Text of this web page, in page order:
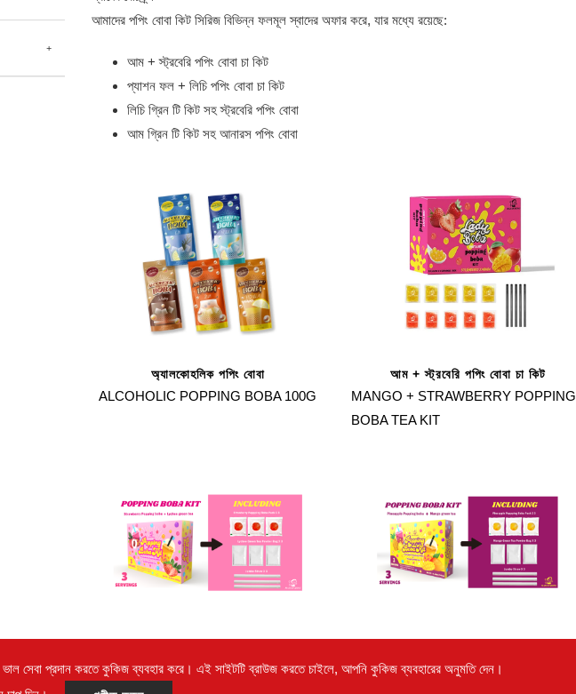
আমাদের পপিং বোবা কিট সিরিজ বিভিন্ন ফলমূল স্বাদের অফার করে, যার মধ্যে রয়েছে:
আম + স্ট্রবেরি পপিং বোবা চা কিট
প্যাশন ফল + লিচি পপিং বোবা চা কিট
লিচি গ্রিন টি কিট সহ স্ট্রবেরি পপিং বোবা
আম গ্রিন টি কিট সহ আনারস পপিং বোবা
অ্যালকোহলিক পপিং বোবা
ALCOHOLIC POPPING BOBA 100G
আম + স্ট্রবেরি পপিং বোবা চা কিট
MANGO + STRAWBERRY POPPING
BOBA TEA KIT
STRAWBERRY POPPING BOBA
PINEAPPLE POPPING BOBA WITH
সেবা প্রদান করতে কুকিজ ব্যবহার করে। এই সাইটটি ব্রাউজ করতে চাইলে, আপনি কুকিজ ব্যবহারের অনুমতি দেন।